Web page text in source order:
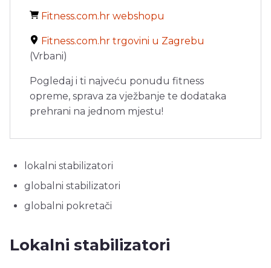
Fitness.com.hr webshopu
Fitness.com.hr trgovini u Zagrebu
(Vrbani)
Pogledaj i ti najveću ponudu fitness
opreme, sprava za vježbanje te dodataka
prehrani na jednom mjestu!
lokalni stabilizatori
globalni stabilizatori
globalni pokretači
Lokalni stabilizatori